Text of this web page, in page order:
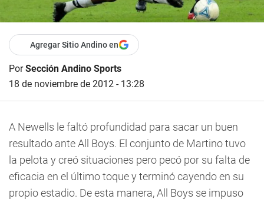
Agregar Sitio Andino en
PorSección Andino Sports
18 de noviembre de 2012 - 13:28
A Newells le faltó profundidad para sacar un buen
resultado ante All Boys. El conjunto de Martino tuvo
la pelota y creó situaciones pero pecó por su falta de
eficacia en el último toque y terminó cayendo en su
propio estadio. De esta manera, All Boys se impuso